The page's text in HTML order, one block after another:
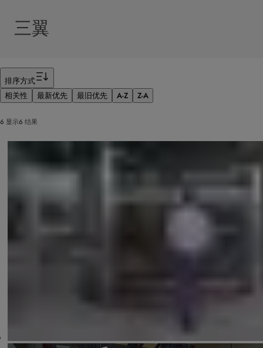
三翼
选器
排序方式
相关性
最新优先 最旧优先 A-Z Z-A
6 显示6 结果